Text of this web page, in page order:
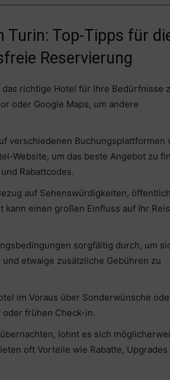
Turin: Top-Tipps für
Reservierung
richtige Hotel für Ihre Bedürfnisse
oder Google Maps, um andere
verschiedenen Buchungsplattformen
Website, um das beste Angebot zu
Rabattcodes.
auf Sehenswürdigkeiten,
einen großen Einfluss auf Ihr
sorgfältig durch, um
etwaige zusätzliche Gebühren zu
im Voraus über Sonderwünsche
frühen Check-in.
lohnt es sich
oft Vorteile wie Rabatte, Upgrades